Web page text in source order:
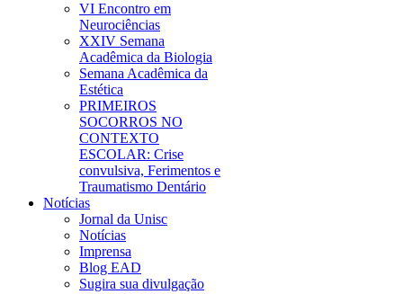
VI Encontro em
Neurociências
XXIV Semana
Acadêmica da Biologia
Semana Acadêmica da
Estética
PRIMEIROS
SOCORROS NO
CONTEXTO
ESCOLAR: Crise
convulsiva, Ferimentos e
Traumatismo Dentário
Notícias
Jornal da Unisc
Notícias
Imprensa
Blog EAD
Sugira sua divulgação